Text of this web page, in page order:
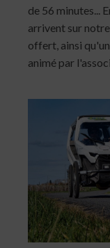
de 56 minutes...
arrivent sur
offert, ainsi
animé par